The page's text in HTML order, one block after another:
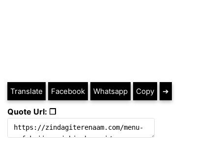
Translate Facebook Whatsapp Copy ➔
Quote Url: ❐